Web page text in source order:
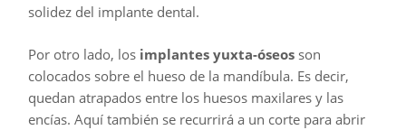
solidez del implante dental.
Por otro lado, los implantes yuxta-óseosson
colocados sobre el hueso de la mandíbula. Es decir,
quedan atrapados entre los huesos maxilares y las
encías. Aquí también se recurrirá a un corte para abrir